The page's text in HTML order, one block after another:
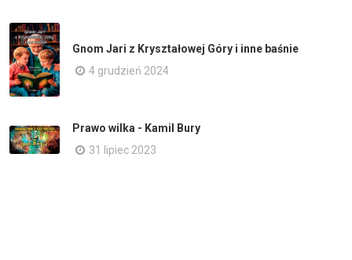
Gnom Jari z Kryształowej Góry i inne baśnie
4 grudzień 2024
Prawo wilka - Kamil Bury
31 lipiec 2023